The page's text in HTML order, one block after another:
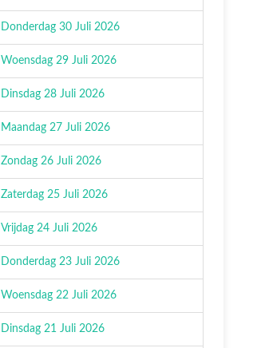
Donderdag 30 Juli 2026
Woensdag 29 Juli 2026
Dinsdag 28 Juli 2026
Maandag 27 Juli 2026
Zondag 26 Juli 2026
Zaterdag 25 Juli 2026
Vrijdag 24 Juli 2026
Donderdag 23 Juli 2026
Woensdag 22 Juli 2026
Dinsdag 21 Juli 2026